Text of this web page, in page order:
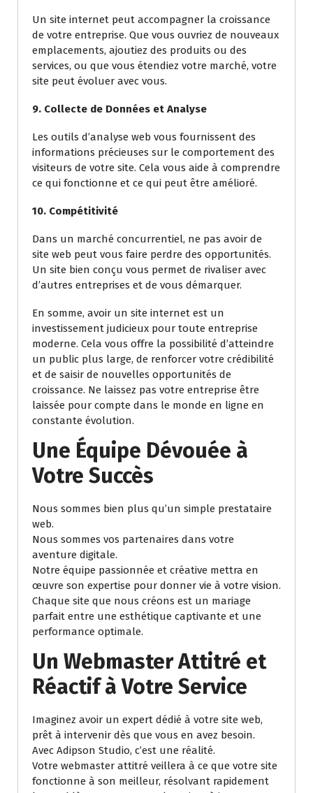
Un site internet peut accompagner la croissance
de votre entreprise. Que vous ouvriez de nouveaux
emplacements, ajoutiez des produits ou des
services, ou que vous étendiez votre marché, votre
site peut évoluer avec vous.
9. Collecte de Données et Analyse
Les outils d’analyse web vous fournissent des
informations précieuses sur le comportement des
visiteurs de votre site. Cela vous aide à comprendre
ce qui fonctionne et ce qui peut être amélioré.
10. Compétitivité
Dans un marché concurrentiel, ne pas avoir de
site web peut vous faire perdre des opportunités.
Un site bien conçu vous permet de rivaliser avec
d’autres entreprises et de vous démarquer.
En somme, avoir un site internet est un
investissement judicieux pour toute entreprise
moderne. Cela vous offre la possibilité d’atteindre
un public plus large, de renforcer votre crédibilité
et de saisir de nouvelles opportunités de
croissance. Ne laissez pas votre entreprise être
laissée pour compte dans le monde en ligne en
constante évolution.
Une Équipe Dévouée à
Votre Succès
Nous sommes bien plus qu’un simple prestataire
web.
Nous sommes vos partenaires dans votre
aventure digitale.
Notre équipe passionnée et créative mettra en
œuvre son expertise pour donner vie à votre vision.
Chaque site que nous créons est un mariage
parfait entre une esthétique captivante et une
performance optimale.
Un Webmaster Attitré et
Réactif à Votre Service
Imaginez avoir un expert dédié à votre site web,
prêt à intervenir dès que vous en avez besoin.
Avec Adipson Studio, c’est une réalité.
Votre webmaster attitré veillera à ce que votre site
fonctionne à son meilleur, résolvant rapidement